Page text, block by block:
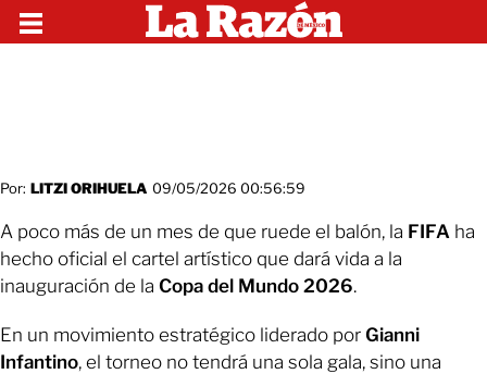
Por: LITZI ORIHUELA 09/05/2026 00:56:59
A poco más de un mes de que ruede el balón, la FIFA ha
hecho oficial el cartel artístico que dará vida a la
inauguración de la Copa del Mundo 2026.
En un movimiento estratégico liderado por Gianni
Infantino, el torneo no tendrá una sola gala, sino una